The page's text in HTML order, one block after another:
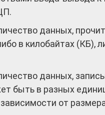
данных,
в килобайтах (КБ),
данных,
быть в разных
от